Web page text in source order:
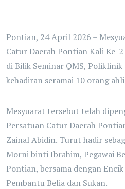
Pontian, 24 April 2026 –
Catur Daerah Pontian Kali Ke-
di Bilik Seminar QMS,
kehadiran seramai 10 orang
Mesyuarat tersebut telah
Persatuan Catur Daerah
Zainal Abidin. Turut hadir
Morni binti Ibrahim, Pegawai
Pontian, bersama dengan
Pembantu Belia dan Sukan.